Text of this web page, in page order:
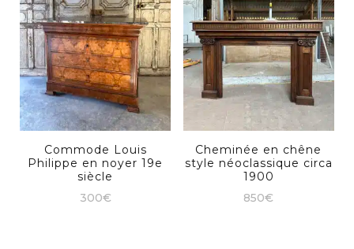
Commode Louis
Philippe en noyer 19e
siècle
300€
Cheminée en chêne
style néoclassique circa
1900
850€